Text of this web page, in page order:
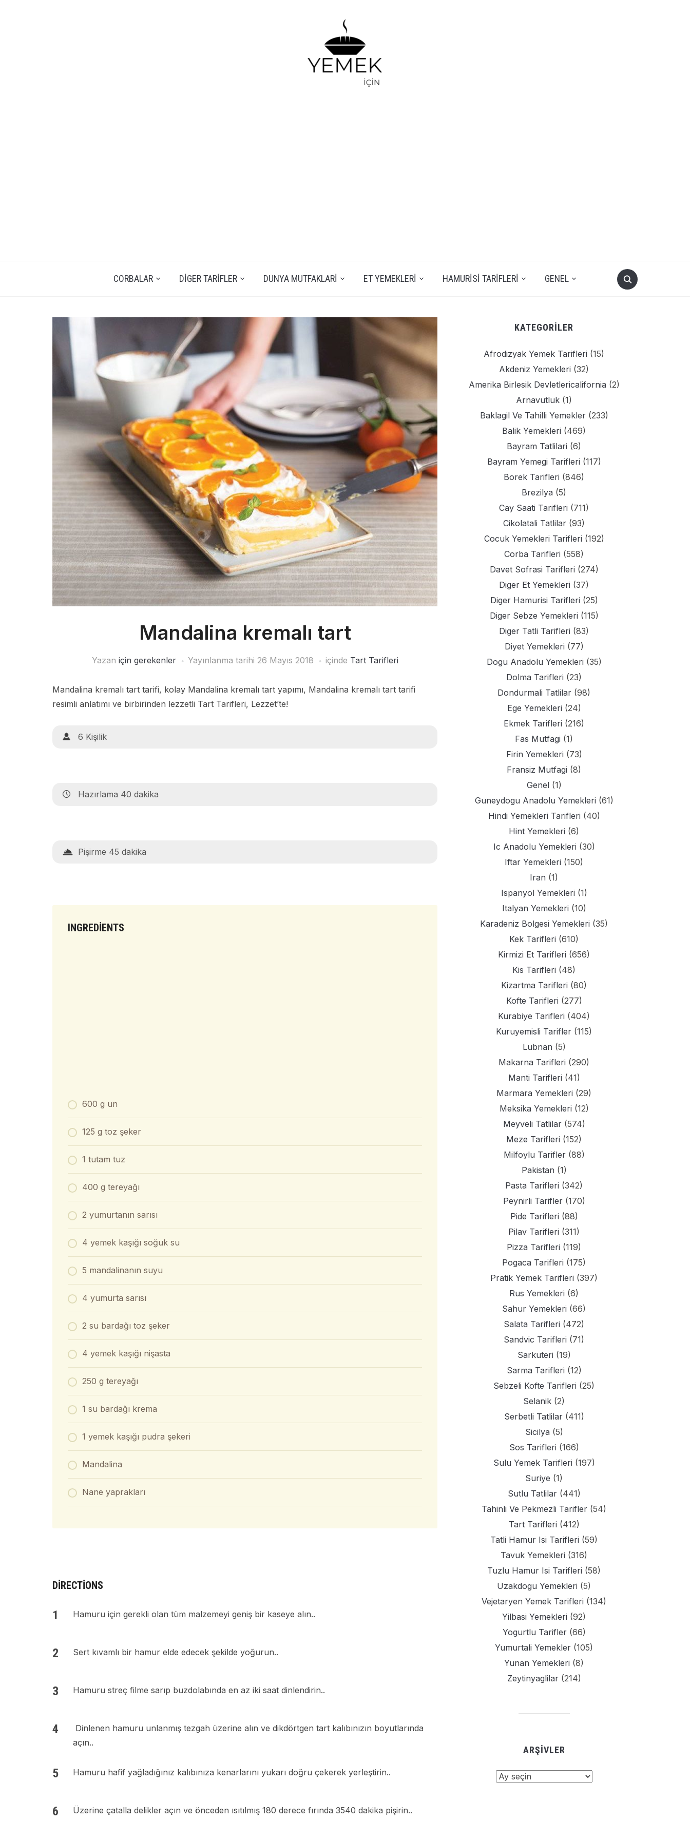
CORBALAR DIGER TARIFLER DUNYA MUTFAKLARI ET YEMEKLERI HAMURISI TARIFLERI GENEL
Mandalina kremalı tart
Yazan için gerekenler Yayınlanma tarihi 26 Mayıs 2018 içinde Tart Tarifleri
Mandalina kremalı tart tarifi, kolay Mandalina kremalı tart yapımı, Mandalina kremalı tart tarifi
resimli anlatımı ve birbirinden lezzetli Tart Tarifleri, Lezzet’te!
6 Kişilik
Hazırlama 40 dakika
Pişirme 45 dakika
INGREDIENTS
600 g un
125 g toz şeker
1 tutam tuz
400 g tereyağı
2 yumurtanın sarısı
4 yemek kaşığı soğuk su
5 mandalinanın suyu
4 yumurta sarısı
2 su bardağı toz şeker
4 yemek kaşığı nişasta
250 g tereyağı
1 su bardağı krema
1 yemek kaşığı pudra şekeri
Mandalina
Nane yaprakları
DIRECTIONS
Hamuru için gerekli olan tüm malzemeyi geniş bir kaseye alın..
Sert kıvamlı bir hamur elde edecek şekilde yoğurun..
Hamuru streç filme sarıp buzdolabında en az iki saat dinlendirin..
Dinlenen hamuru unlanmış tezgah üzerine alın ve dikdörtgen tart kalıbınızın boyutlarında
açın..
Hamuru hafif yağladığınız kalıbınıza kenarlarını yukarı doğru çekerek yerleştirin..
Üzerine çatalla delikler açın ve önceden ısıtılmış 180 derece fırında 3540 dakika pişirin..
KATEGORILER
Afrodizyak Yemek Tarifleri (15)
Akdeniz Yemekleri (32)
Amerika Birlesik Devletlericalifornia (2)
Arnavutluk (1)
Baklagil Ve Tahilli Yemekler(233)
Balik Yemekleri (469)
Bayram Tatlilari (6)
Bayram Yemegi Tarifleri (117)
Borek Tarifleri (846)
Brezilya (5)
Cay Saati Tarifleri (711)
Cikolatali Tatlilar (93)
Cocuk Yemekleri Tarifleri (192)
Corba Tarifleri (558)
Davet Sofrasi Tarifleri (274)
Diger Et Yemekleri (37)
Diger Hamurisi Tarifleri (25)
Diger Sebze Yemekleri (115)
Diger Tatli Tarifleri (83)
Diyet Yemekleri (77)
Dogu Anadolu Yemekleri (35)
Dolma Tarifleri (23)
Dondurmali Tatlilar (98)
Ege Yemekleri (24)
Ekmek Tarifleri (216)
Fas Mutfagi (1)
Firin Yemekleri (73)
Fransiz Mutfagi (8)
Genel(1)
Guneydogu Anadolu Yemekleri (61)
Hindi Yemekleri Tarifleri (40)
Hint Yemekleri (6)
Ic Anadolu Yemekleri (30)
Iftar Yemekleri (150)
Iran (1)
Ispanyol Yemekleri (1)
Italyan Yemekleri (10)
Karadeniz Bolgesi Yemekleri (35)
Kek Tarifleri (610)
Kirmizi Et Tarifleri (656)
Kis Tarifleri (48)
Kizartma Tarifleri (80)
Kofte Tarifleri (277)
Kurabiye Tarifleri (404)
Kuruyemisli Tarifler (115)
Lubnan (5)
Makarna Tarifleri (290)
Manti Tarifleri (41)
Marmara Yemekleri (29)
Meksika Yemekleri (12)
Meyveli Tatlilar(574)
Meze Tarifleri (152)
Milfoylu Tarifler(88)
Pakistan (1)
Pasta Tarifleri (342)
Peynirli Tarifler(170)
Pide Tarifleri (88)
Pilav Tarifleri (311)
Pizza Tarifleri (119)
Pogaca Tarifleri (175)
Pratik Yemek Tarifleri (397)
Rus Yemekleri (6)
Sahur Yemekleri (66)
Salata Tarifleri (472)
Sandvic Tarifleri (71)
Sarkuteri (19)
Sarma Tarifleri (12)
Sebzeli Kofte Tarifleri (25)
Selanik (2)
Serbetli Tatlilar(411)
Sicilya (5)
Sos Tarifleri (166)
Sulu Yemek Tarifleri (197)
Suriye (1)
Sutlu Tatlilar(441)
Tahinli Ve Pekmezli Tarifler (54)
Tart Tarifleri (412)
Tatli Hamur Isi Tarifleri (59)
Tavuk Yemekleri (316)
Tuzlu Hamur Isi Tarifleri (58)
Uzakdogu Yemekleri (5)
Vejetaryen Yemek Tarifleri (134)
Yilbasi Yemekleri (92)
Yogurtlu Tarifler(66)
Yumurtali Yemekler (105)
Yunan Yemekleri (8)
Zeytinyaglilar(214)
ARŞIVLER